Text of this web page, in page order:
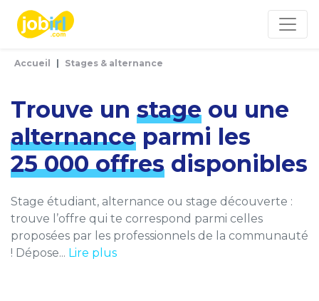
Accueil Stages & alternance
Trouve un stage ou une
alternance parmi les
25 000 offres disponibles
Stage étudiant, alternance ou stage découverte :
trouve l’offre qui te correspond parmi celles
proposées par les professionnels de la communauté
! Dépose... Lire plus
Panneau de gestion des cookies